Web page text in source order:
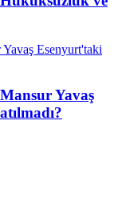
Yavaş